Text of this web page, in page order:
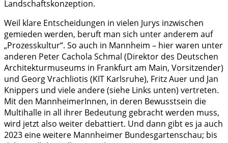
Landschaftskonzeption.
Weil klare Entscheidungen in vielen Jurys inzwischen
gemieden werden, beruft man sich unter anderem auf
„Prozesskultur“. So auch in Mannheim – hier waren unter
anderen Peter Cachola Schmal (Direktor des Deutschen
Architekturmuseums in Frankfurt am Main, Vorsitzender)
und Georg Vrachliotis (KIT Karlsruhe), Fritz Auer und Jan
Knippers und viele andere (siehe Links unten) vertreten.
Mit den MannheimerInnen, in deren Bewusstsein die
Multihalle in all ihrer Bedeutung gebracht werden muss,
wird jetzt also weiter debattiert. Und dann gibt es ja auch
2023 eine weitere Mannheimer Bundesgartenschau; bis